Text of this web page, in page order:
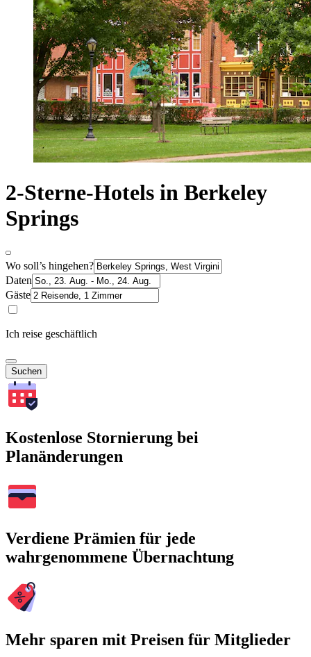
2-Sterne-Hotels in Berkeley
Springs
Wo soll’s hingehen?
Daten
Gäste
Ich reise geschäftlich
Suchen
Kostenlose Stornierung bei
Planänderungen
Verdiene Prämien für jede
wahrgenommene Übernachtung
Mehr sparen mit Preisen für Mitglieder